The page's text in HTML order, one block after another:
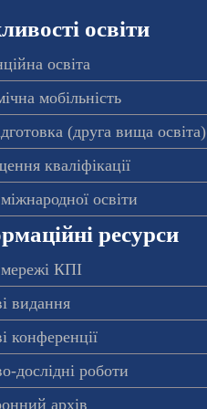
освіти
освіта
мобільність
(друга вища освіта)
кваліфікації
освіти
ресурси
КПІ
видання
конференції
дослідні роботи
архів